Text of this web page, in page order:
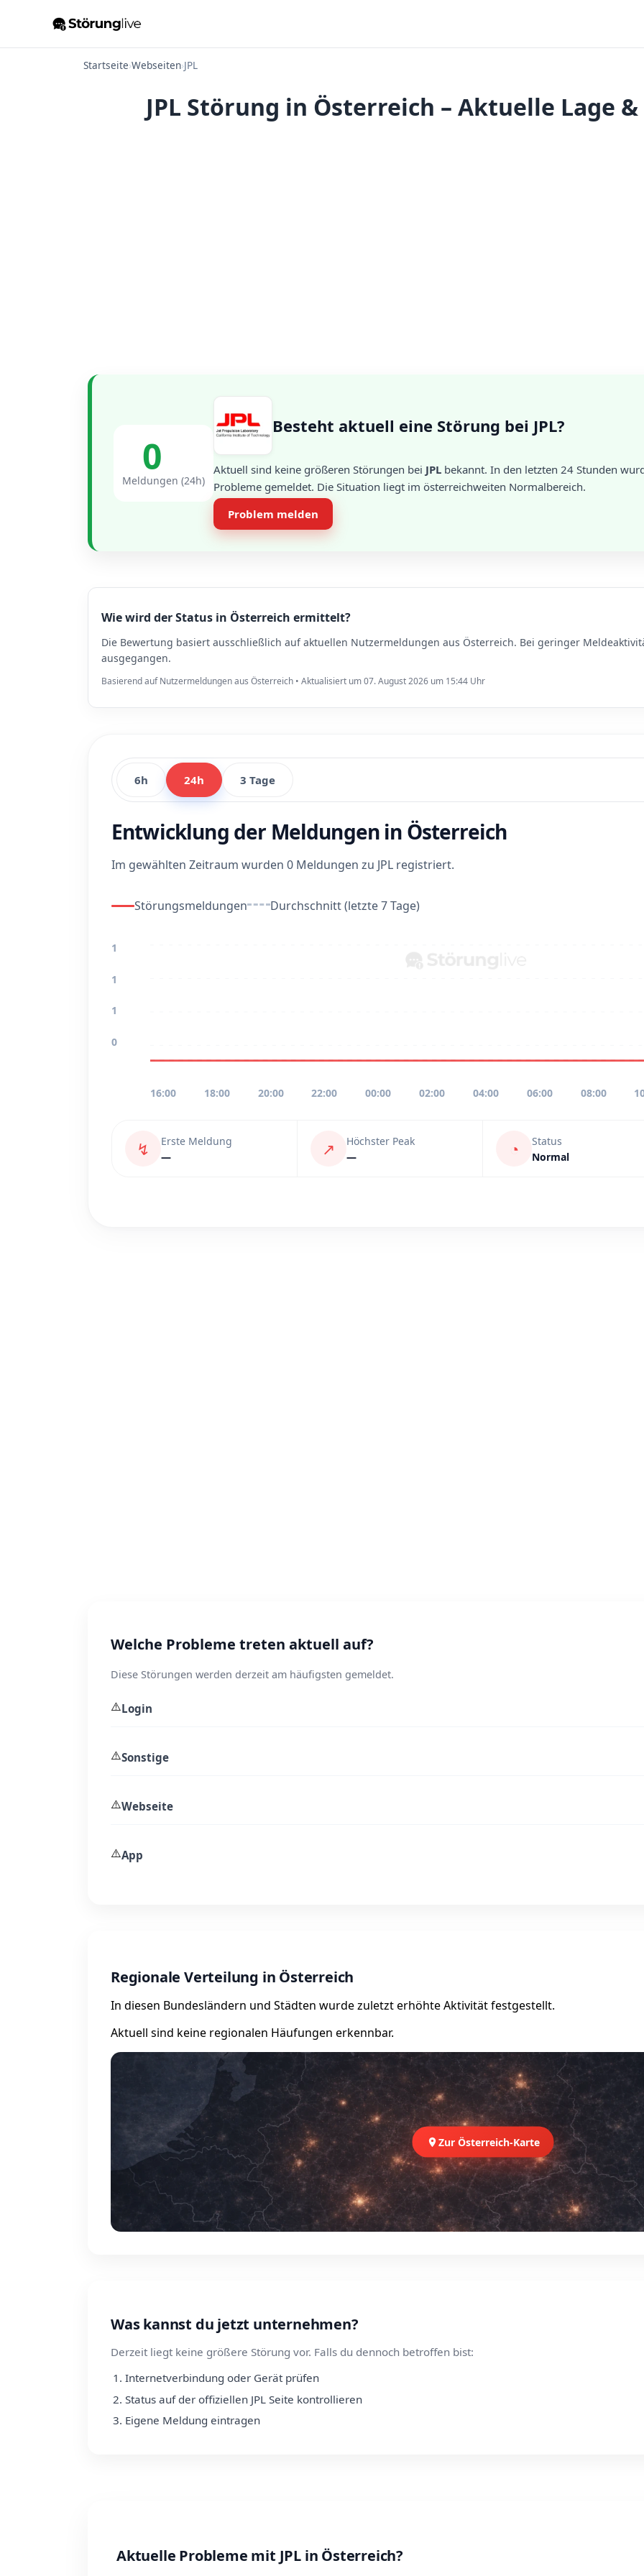
Startseite›Webseiten›JPL
JPL Störung in Österreich – Aktuelle Lage
0
Meldungen (24h)
Besteht aktuell eine Störung bei JPL?
Aktuell sind keine größeren Störungen bei JPL bekannt. In den letzten 24 Stunden
Probleme gemeldet. Die Situation liegt im österreichweiten Normalbereich.
Problem melden
Wie wird der Status in Österreich ermittelt?
Die Bewertung basiert ausschließlich auf aktuellen Nutzermeldungen aus Österreich. Bei geringer
ausgegangen.
Basierend auf Nutzermeldungen aus Österreich • Aktualisiert um 07. August 2026 um 15:44 Uhr
6h 24h 3 Tage
Entwicklung der Meldungen in Österreich
Im gewählten Zeitraum wurden 0 Meldungen zu JPL registriert.
Störungsmeldungen Durchschnitt (letzte 7 Tage)
1
1
1
0
16:00 18:00 20:00 22:00 00:00 02:00 04:00 06:00 08:00
↯
Erste Meldung
—
↗
Höchster Peak
—
◔
Status
Normal
Welche Probleme treten aktuell auf?
Diese Störungen werden derzeit am häufigsten gemeldet.
⚠️Login
⚠️Sonstige
⚠️Webseite
⚠️App
Regionale Verteilung in Österreich
In diesen Bundesländern und Städten wurde zuletzt erhöhte Aktivität festgestellt.
Aktuell sind keine regionalen Häufungen erkennbar.
Zur Österreich-Karte
Was kannst du jetzt unternehmen?
Derzeit liegt keine größere Störung vor. Falls du dennoch betroffen bist:
Internetverbindung oder Gerät prüfen
Status auf der offiziellen JPL Seite kontrollieren
Eigene Meldung eintragen
Aktuelle Probleme mit JPL in Österreich?